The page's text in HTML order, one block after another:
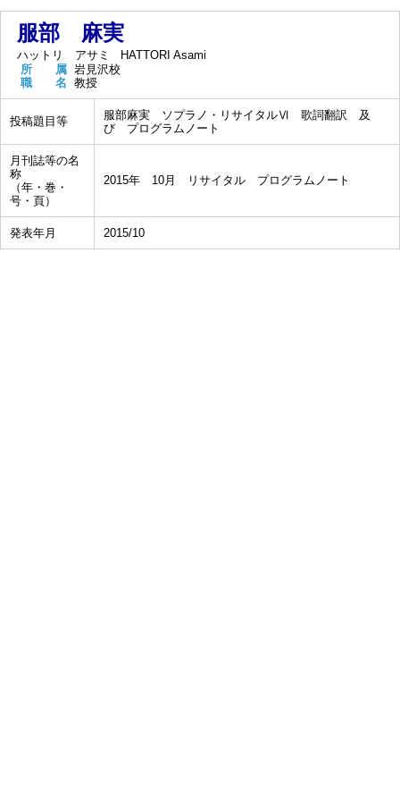
服部 麻実
ハットリ アサミ
HATTORI Asami
所 属 岩見沢校
職 名 教授
投稿題目等
服部麻実 ソプラノ・リサイタルⅥ 歌詞翻訳 及
び プログラムノート
月刊誌等の名
称
（年・巻・
号・頁）
2015年 10月 リサイタル プログラムノート
発表年月 2015/10